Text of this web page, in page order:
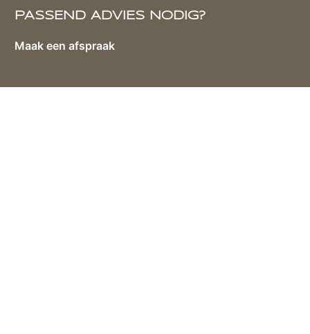
PASSEND ADVIES NODIG?
Maak een afspraak